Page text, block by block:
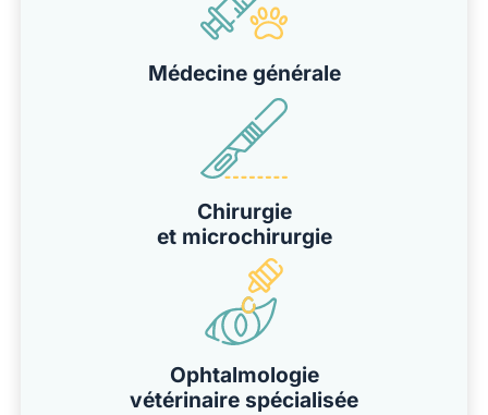
Médecine générale
Chirurgie
et microchirurgie
Ophtalmologie
vétérinaire spécialisée